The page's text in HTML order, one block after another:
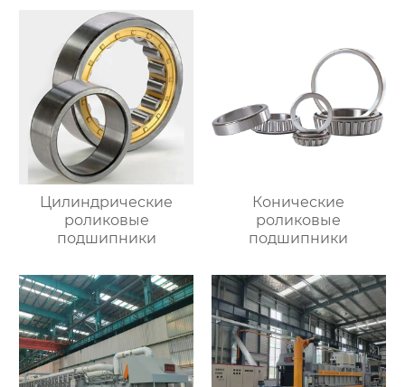
контролируемой
атмосферой
Цилиндрические
роликовые
подшипники
Конические
роликовые
подшипники